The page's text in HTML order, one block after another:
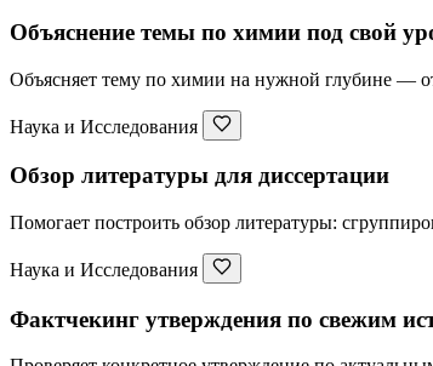
Объяснение темы по химии под свой
Объясняет тему по химии на нужной глубине —
Наука и Исследования
Обзор литературы для диссертации
Помогает построить обзор литературы:
Наука и Исследования
Фактчекинг утверждения по свежим